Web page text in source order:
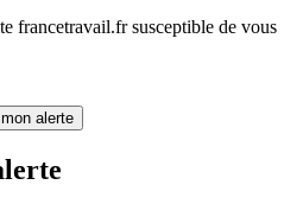
francetravail.fr susceptible de vous
alerte